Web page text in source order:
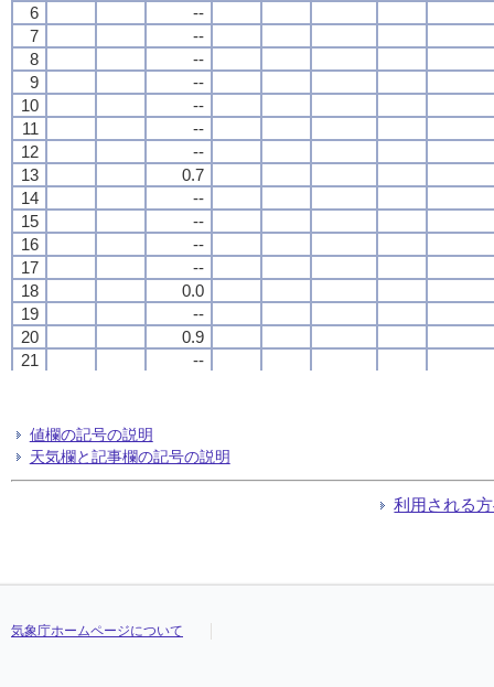
6
--
7
--
8
--
9
--
10
--
11
--
12
--
13
0.7
14
--
15
--
16
--
17
--
18
0.0
19
--
20
0.9
21
--
24
6
--
7
--
8
--
9
--
10
--
11
--
12
--
13
0.7
14
--
15
--
16
--
17
--
18
0.0
19
--
20
0.9
21
--
24
6
--
7
--
8
--
9
--
10
--
11
--
12
--
13
0.7
14
--
15
--
16
--
17
--
18
0.0
19
--
20
0.9
21
--
24
6
--
7
--
8
--
9
--
10
--
11
--
12
--
13
0.7
14
--
15
--
16
--
17
--
18
0.0
19
--
20
0.9
21
--
24
値欄の記号の説明
天気欄と記事欄の記号の説明
利用される
気象庁ホームページについて